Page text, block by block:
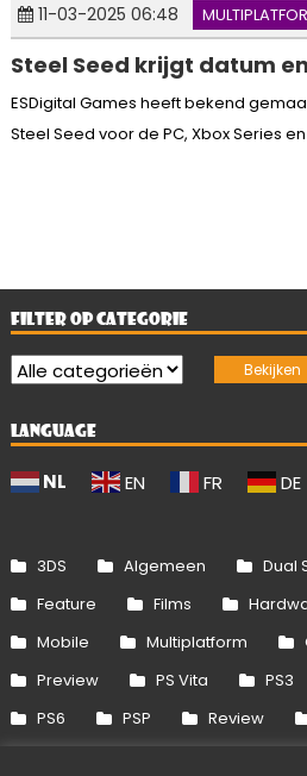
11-03-2025 06:48
Steel Seed krijgt datum
ESDigital Games heeft bekend
Steel Seed voor de PC, Xbox Series
FILTER OP CATEGORIE
LANGUAGE
NL EN FR DE
3DS Algemeen Dual
Feature
Films
Mobile
Multiplatform
Preview
PS Vita PS3
PS6
PSP Review